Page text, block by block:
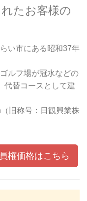
たお客様の
い市にある昭和37年
ルフ場が冠水などの
代替コースとして建
旧称号：日観興業株
権価格はこちら